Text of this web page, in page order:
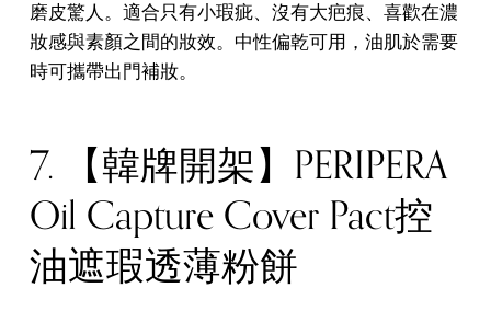
磨皮驚人。適合只有小瑕疵、沒有大疤痕、喜歡在濃
妝感與素顏之間的妝效。中性偏乾可用，油肌於需要
時可攜帶出門補妝。
7. 【韓牌開架】PERIPERA
Oil Capture Cover Pact控
油遮瑕透薄粉餅